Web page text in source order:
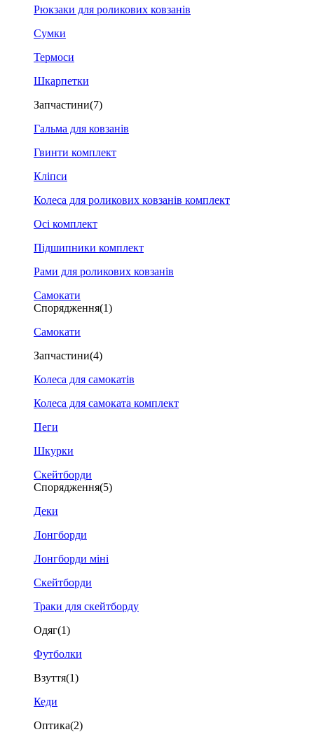
Рюкзаки для роликових ковзанів
Сумки
Термоси
Шкарпетки
Запчастини(7)
Гальма для ковзанів
Гвинти комплект
Кліпси
Колеса для роликових ковзанів комплект
Осі комплект
Підшипники комплект
Рами для роликових ковзанів
Самокати
Спорядження(1)
Самокати
Запчастини(4)
Колеса для самокатів
Колеса для самоката комплект
Пеги
Шкурки
Скейтборди
Спорядження(5)
Деки
Лонгборди
Лонгборди міні
Скейтборди
Траки для скейтборду
Одяг(1)
Футболки
Взуття(1)
Кеди
Оптика(2)